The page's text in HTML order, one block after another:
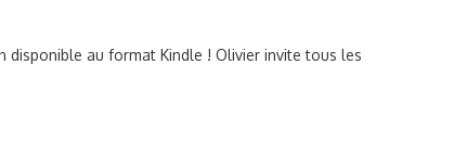
disponible au format Kindle ! Olivier invite tous les